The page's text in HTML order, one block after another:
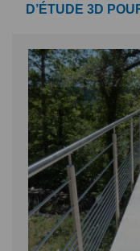
D’ÉTUDE 3D